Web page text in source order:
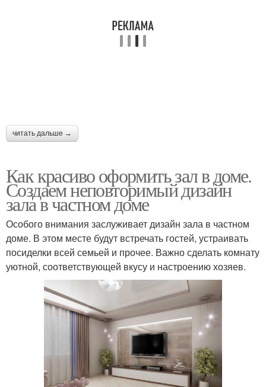
читать дальше →
Как красиво оформить зал в доме.
Создаем неповторимый дизайн
зала в частном доме
Особого внимания заслуживает дизайн зала в частном
доме. В этом месте будут встречать гостей, устраивать
посиделки всей семьей и прочее. Важно сделать комнату
уютной, соответствующей вкусу и настроению хозяев.